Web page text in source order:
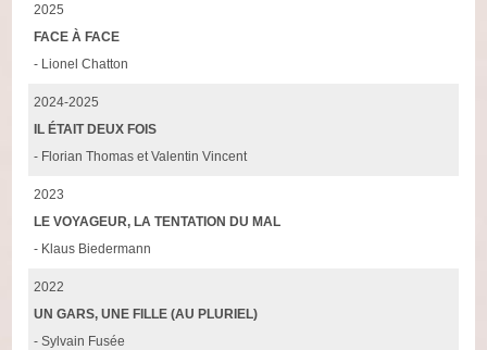
2025
FACE À FACE
- Lionel Chatton
2024-2025
IL ÉTAIT DEUX FOIS
- Florian Thomas et Valentin Vincent
2023
LE VOYAGEUR, LA TENTATION DU MAL
- Klaus Biedermann
2022
UN GARS, UNE FILLE (AU PLURIEL)
- Sylvain Fusée